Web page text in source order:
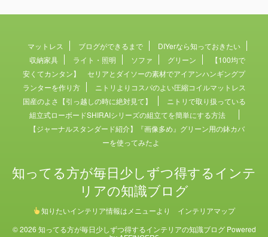
マットレス ブログができるまで
DIYerなら知っておきたい
収納家具
ライト・照明 ソファ グリーン
【100均で
安くてカンタン】 セリアとダイソーの素材でアイアンハンギングプ
ランターを作り方
ニトリよりコスパのよい圧縮コイルマットレス
国産のよさ【引っ越しの時に絶対見て】
ニトリで取り扱っている
組立式ローボードSHIRAIシリーズの組立てを簡単にする方法
【ジャーナルスタンダード紹介】『画像多め』グリーン用の鉢カバ
ーを使ってみたよ
知ってる方が毎日少しずつ得するインテ
リアの知識ブログ
知りたいインテリア情報はメニューより インテリアマップ
© 2026 知ってる方が毎日少しずつ得するインテリアの知識ブログ Powered